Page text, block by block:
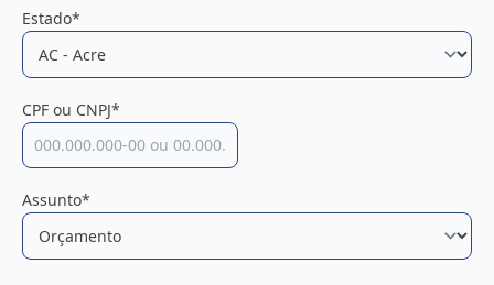
Estado*
CPF ou CNPJ*
Assunto*